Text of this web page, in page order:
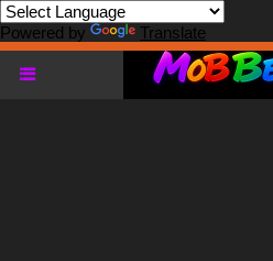
Powered by Translate